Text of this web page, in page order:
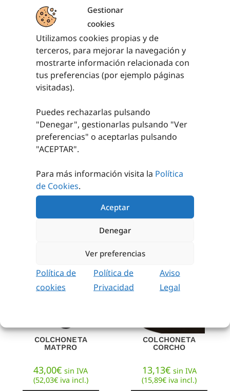
Gestionar
cookies
Utilizamos cookies propias y de
terceros, para mejorar la navegación y
mostrarte información relacionada con
tus preferencias (por ejemplo páginas
visitadas).
Puedes rechazarlas pulsando
"Denegar", gestionarlas pulsando "Ver
preferencias" o aceptarlas pulsando
"ACEPTAR".
Para más información visita la Política
de Cookies.
Aceptar
Denegar
Ver preferencias
Política de
cookies
Política de
Privacidad
Aviso
Legal
PRODUCTOS RELACIONADOS
22,93€ - 71,47
BASIC
48,80€ - 53,20
OPCIONES
COLCHONETA
MATPRO
43,00€ sin IVA
(52,03€iva incl.)
COLCHONETA
CORCHO
13,13€ sin IVA
(15,89€ iva incl.)